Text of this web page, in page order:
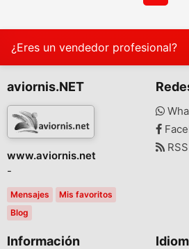
¿Eres un vendedor profesional?
aviornis.NET
www.aviornis.net
-
Mensajes
Mis favoritos
Blog
RSS
Información